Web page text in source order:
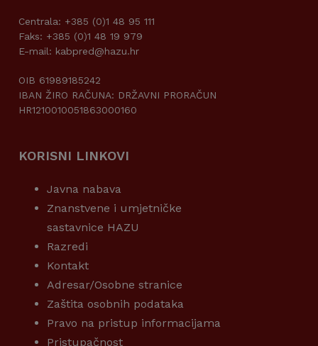
Centrala: +385 (0)1 48 95 111
Faks: +385 (0)1 48 19 979
E-mail: kabpred@hazu.hr
OIB 61989185242
IBAN ŽIRO RAČUNA: DRŽAVNI PRORAČUN
HR1210010051863000160
KORISNI LINKOVI
Javna nabava
Znanstvene i umjetničke
sastavnice HAZU
Razredi
Kontakt
Adresar/Osobne stranice
Zaštita osobnih podataka
Pravo na pristup informacijama
Pristupačnost